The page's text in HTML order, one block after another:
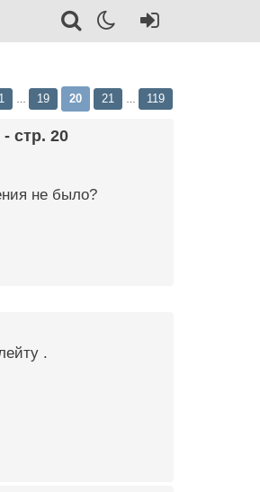
1 19 20 21 119
стр. 20
не было?
.